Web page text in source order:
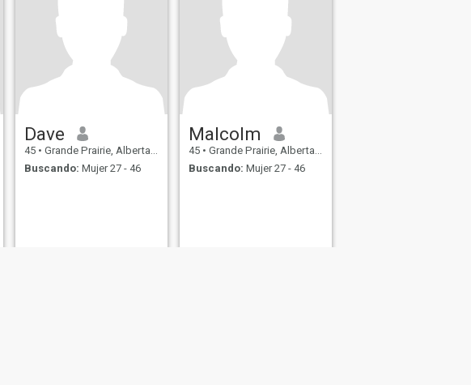
Dave
45 • Grande Prairie, Alberta, Canadá
Buscando: Mujer 27 - 46
Malcolm
45 • Grande Prairie, Alberta, Canadá
Buscando: Mujer 27 - 46